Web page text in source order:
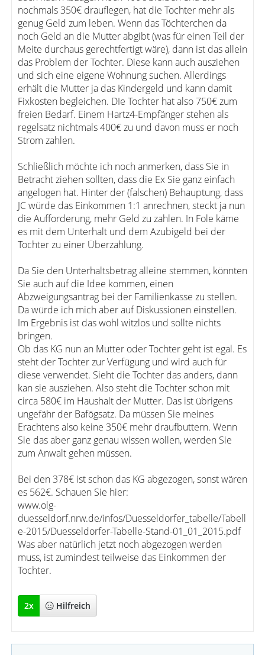
nochmals 350€ drauflegen, hat die Tochter mehr als
genug Geld zum leben. Wenn das Töchterchen da
noch Geld an die Mutter abgibt (was für einen Teil der
Meite durchaus gerechtfertigt wäre), dann ist das allein
das Problem der Tochter. Diese kann auch ausziehen
und sich eine eigene Wohnung suchen. Allerdings
erhält die Mutter ja das Kindergeld und kann damit
Fixkosten begleichen. DIe Tochter hat also 750€ zum
freien Bedarf. Einem Hartz4-Empfänger stehen als
regelsatz nichtmals 400€ zu und davon muss er noch
Strom zahlen.
Schließlich möchte ich noch anmerken, dass Sie in
Betracht ziehen sollten, dass die Ex Sie ganz einfach
angelogen hat. Hinter der (falschen) Behauptung, dass
JC würde das Einkommen 1:1 anrechnen, steckt ja nun
die Aufforderung, mehr Geld zu zahlen. In Fole käme
es mit dem Unterhalt und dem Azubigeld bei der
Tochter zu einer Überzahlung.
Da Sie den Unterhaltsbetrag alleine stemmen, könnten
Sie auch auf die Idee kommen, einen
Abzweigungsantrag bei der Familienkasse zu stellen.
Da würde ich mich aber auf Diskussionen einstellen.
Im Ergebnis ist das wohl witzlos und sollte nichts
bringen.
Ob das KG nun an Mutter oder Tochter geht ist egal. Es
steht der Tochter zur Verfügung und wird auch für
diese verwendet. Sieht die Tochter das anders, dann
kan sie ausziehen. Also steht die Tochter schon mit
circa 580€ im Haushalt der Mutter. Das ist übrigens
ungefähr der Bafögsatz. Da müssen Sie meines
Erachtens also keine 350€ mehr draufbuttern. Wenn
Sie das aber ganz genau wissen wollen, werden Sie
zum Anwalt gehen müssen.
Bei den 378€ ist schon das KG abgezogen, sonst wären
es 562€. Schauen Sie hier:
www.olg-
duesseldorf.nrw.de/infos/Duesseldorfer_tabelle/Tabell
e-2015/Duesseldorfer-Tabelle-Stand-01_01_2015.pdf
Was aber natürlich jetzt noch abgezogen werden
muss, ist zumindest teilweise das Einkommen der
Tochter.
2x Hilfreich